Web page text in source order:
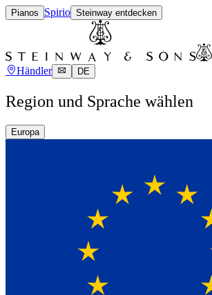
Pianos Spirio Steinway entdecken
Händler DE
Region und Sprache wählen
Europa